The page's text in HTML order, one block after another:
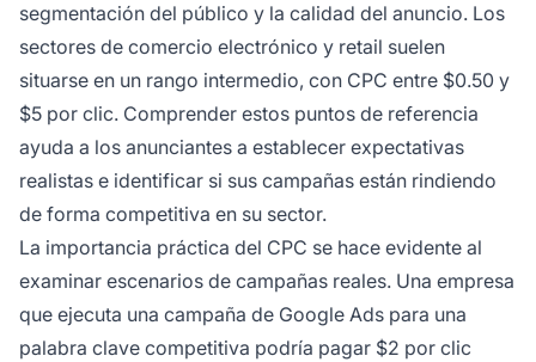
segmentación del público y la calidad del anuncio. Los
sectores de comercio electrónico y retail suelen
situarse en un rango intermedio, con CPC entre $0.50 y
$5 por clic. Comprender estos puntos de referencia
ayuda a los anunciantes a establecer expectativas
realistas e identificar si sus campañas están rindiendo
de forma competitiva en su sector.
La importancia práctica del CPC se hace evidente al
examinar escenarios de campañas reales. Una empresa
que ejecuta una campaña de Google Ads para una
palabra clave competitiva podría pagar $2 por clic